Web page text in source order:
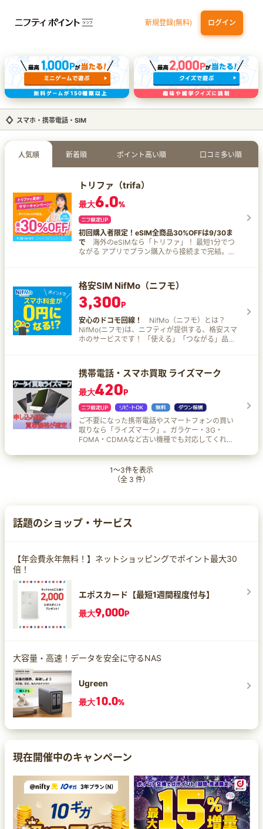
新規登録(無料) ログイン
三井住友カード（NL）オーロラデザイン
【三井住友銀行口座お持ちの方専用】Olive口座切替 P-one Wiz
ライフカードビジネスライトプラス
スマホ・携帯電話・SIM
人気順 新着順 ポイント高い順 口コミ多い順
トリファ（trifa）
最大6.0%
初回購入者限定！eSIM全商品30%OFFは9/30ま
で 海外のeSIMなら「トリファ」！ 最短1分でつ
ながる アプリでプラン購入から接続まで完結。当
周遊する際もこれ一つでOKです。 日本語24時間
サポート チャットで完結。初めてeSIMを使うユー
ザーへの安心訴求が可能です。 テザリング対応
PCやタブレットへの通信共有も可能。ビジネス利
用にも最適です。
格安SIM NifMo（ニフモ）
3,300P
安心のドコモ回線！
NifMo（ニフモ）とは？
NifMo(ニフモ)は、ニフティが提供する、格安スマ
ホのサービスです！ 「使える」「つながる」品質
NTTドコモのエリア、LTEで使えるから、安心！
携帯電話・スマホ買取 ライズマーク
最大420P
ご不要になった携帯電話やスマートフォンの買い
取りなら「ライズマーク」。ガラケー・3G・
FOMA・CDMAなど古い機種でも対応してくれ
タイム査定採用！
1～3件を表示
（全 3 件）
話題のショップ・サービス
【年会費永年無料！】ネットショッピングでポイント最大30
倍！
エポスカード【最短1週間程度付与】
最大9,000P
大容量・高速！データを安全に守るNAS
Ugreen
最大10.0%
現在開催中のキャンペーン